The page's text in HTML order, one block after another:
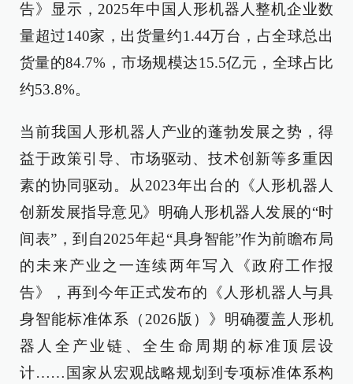
告》显示，2025年中国人形机器人整机企业数
量超过140家，出货量约1.44万台，占全球总出
货量的84.7%，市场规模达15.5亿元，全球占比
约53.8%。
当前我国人形机器人产业的蓬勃发展之势，得
益于政策引导、市场驱动、技术创新等多重因
素的协同驱动。从2023年出台的《人形机器人
创新发展指导意见》明确人形机器人发展的“时
间表”，到自2025年起“具身智能”作为前瞻布局
的未来产业之一连续两年写入《政府工作报
告》，再到今年正式发布的《人形机器人与具
身智能标准体系（2026版）》明确覆盖人形机
器人全产业链、全生命周期的标准顶层设
计……国家从宏观战略规划到专项标准体系构